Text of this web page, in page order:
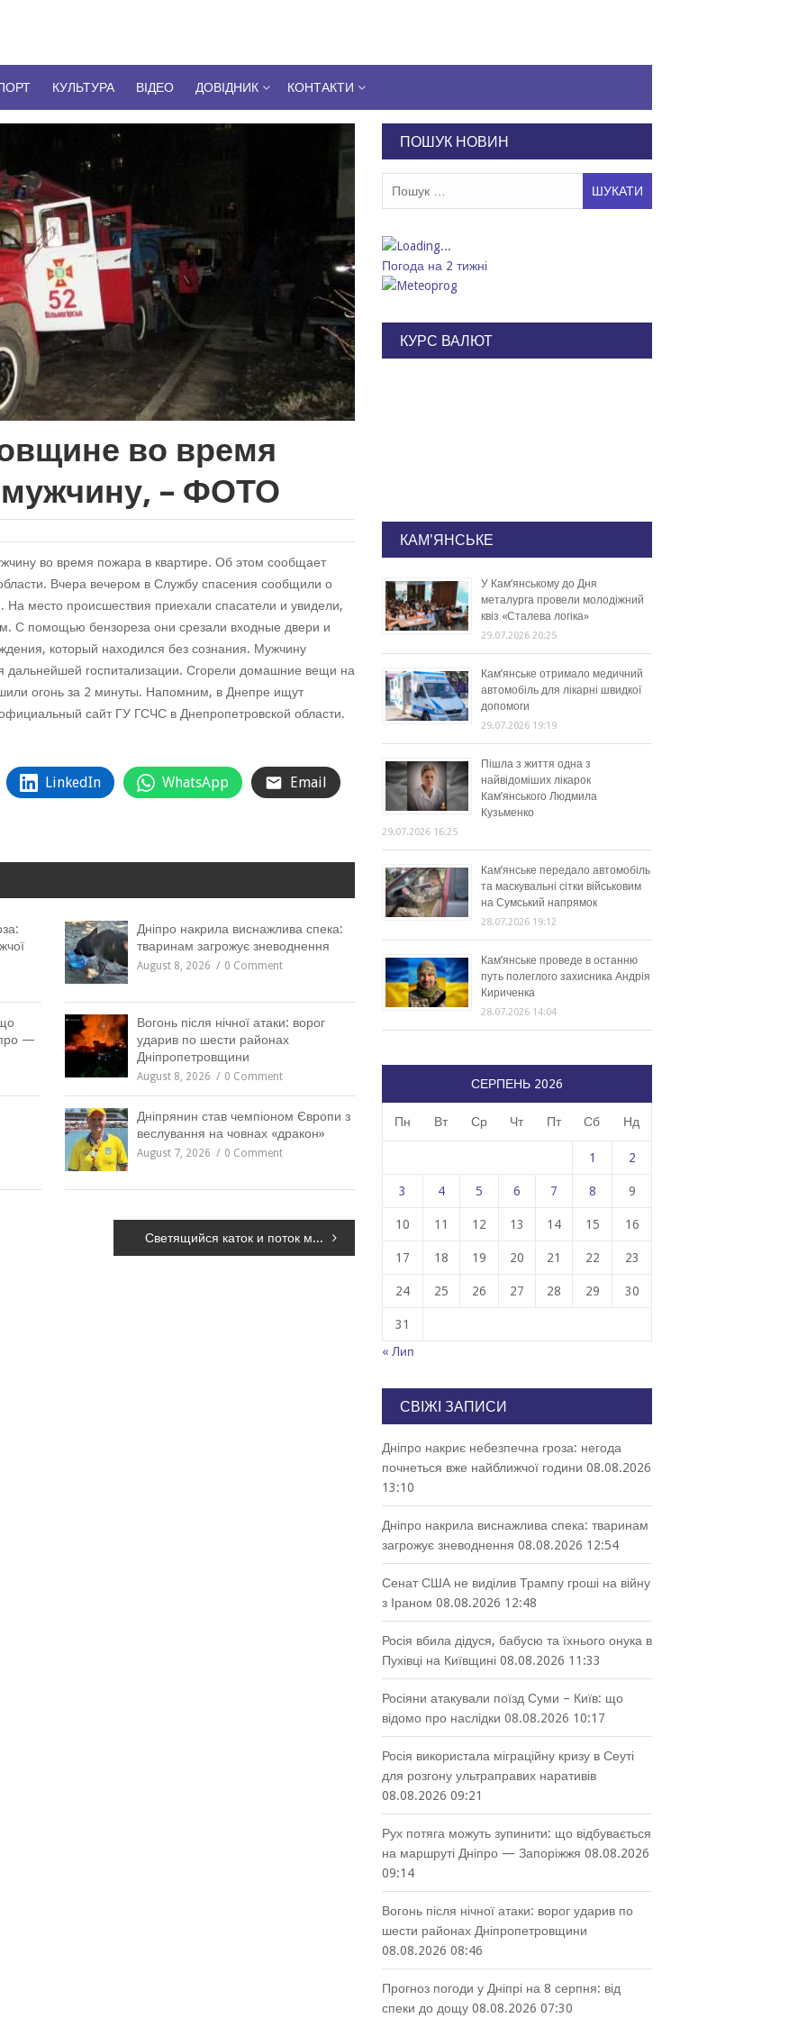
КУЛЬТУРА ВІДЕО ДОВІДНИК КОНТАКТИ
во время
– ФОТО
во время пожара в квартире. Об этом сообщает
Вчера вечером в Службу спасения сообщили о
На место происшествия приехали спасатели и увидели,
С помощью бензореза они срезали входные двери и
который находился без сознания. Мужчину
госпитализации. Сгорели домашние вещи на
огонь за 2 минуты. Напомним, в Днепре ищут
сайт ГУ ГСЧС в Днепропетровской области.
LinkedIn WhatsApp Email
Дніпро накрила виснажлива спека:
тваринам загрожує зневоднення
August 8, 2026 0 Comment
—
Вогонь після нічної атаки: ворог
ударив по шести районах
Дніпропетровщини
August 8, 2026 0 Comment
Дніпрянин став чемпіоном Європи з
веслування на човнах «дракон»
August 7, 2026 0 Comment
Светящийся каток и поток машин: Днепр с высоты птичьего полета, – ФОТО
ПОШУК НОВИН
Погода на 2 тижні
КУРС ВАЛЮТ
КАМ'ЯНСЬКЕ
У Кам’янському до Дня
металурга провели молодіжний
квіз «Сталева логіка»
29.07.2026 20:25
Кам’янське отримало медичний
автомобіль для лікарні швидкої
допомоги
29.07.2026 19:19
Пішла з життя одна з
найвідоміших лікарок
Кам’янського Людмила
Кузьменко
29.07.2026 16:25
Кам’янське передало автомобіль
та маскувальні сітки військовим
на Сумський напрямок
28.07.2026 19:12
Кам’янське проведе в останню
путь полеглого захисника Андрія
Кириченка
28.07.2026 14:04
СЕРПЕНЬ 2026
Пн Вт Ср Чт Пт Сб Нд
1 2
3 4 5 6 7 8 9
10 11 12 13 14 15 16
17 18 19 20 21 22 23
24 25 26 27 28 29 30
31
« Лип
СВІЖІ ЗАПИСИ
Дніпро накриє небезпечна гроза: негода
почнеться вже найближчої години 08.08.2026
13:10
Дніпро накрила виснажлива спека: тваринам
загрожує зневоднення 08.08.2026 12:54
Сенат США не виділив Трампу гроші на війну
з Іраном 08.08.2026 12:48
Росія вбила дідуся, бабусю та їхнього онука в
Пухівці на Київщині 08.08.2026 11:33
Росіяни атакували поїзд Суми – Київ: що
відомо про наслідки 08.08.2026 10:17
Росія використала міграційну кризу в Сеуті
для розгону ультраправих наративів
08.08.2026 09:21
Рух потяга можуть зупинити: що відбувається
на маршруті Дніпро — Запоріжжя 08.08.2026
09:14
Вогонь після нічної атаки: ворог ударив по
шести районах Дніпропетровщини
08.08.2026 08:46
Прогноз погоди у Дніпрі на 8 серпня: від
спеки до дощу 08.08.2026 07:30